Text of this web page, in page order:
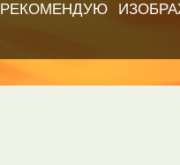
РЕКОМЕНДУЮ